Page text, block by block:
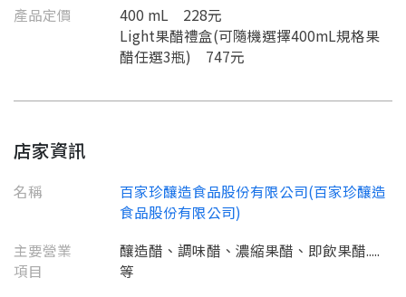
產品定價
400 mL 228元
Light果醋禮盒(可隨機選擇400mL規格果
醋任選3瓶) 747元
店家資訊
名稱
百家珍釀造食品股份有限公司(百家珍釀造
食品股份有限公司)
主要營業
項目
釀造醋、調味醋、濃縮果醋、即飲果醋.....
等